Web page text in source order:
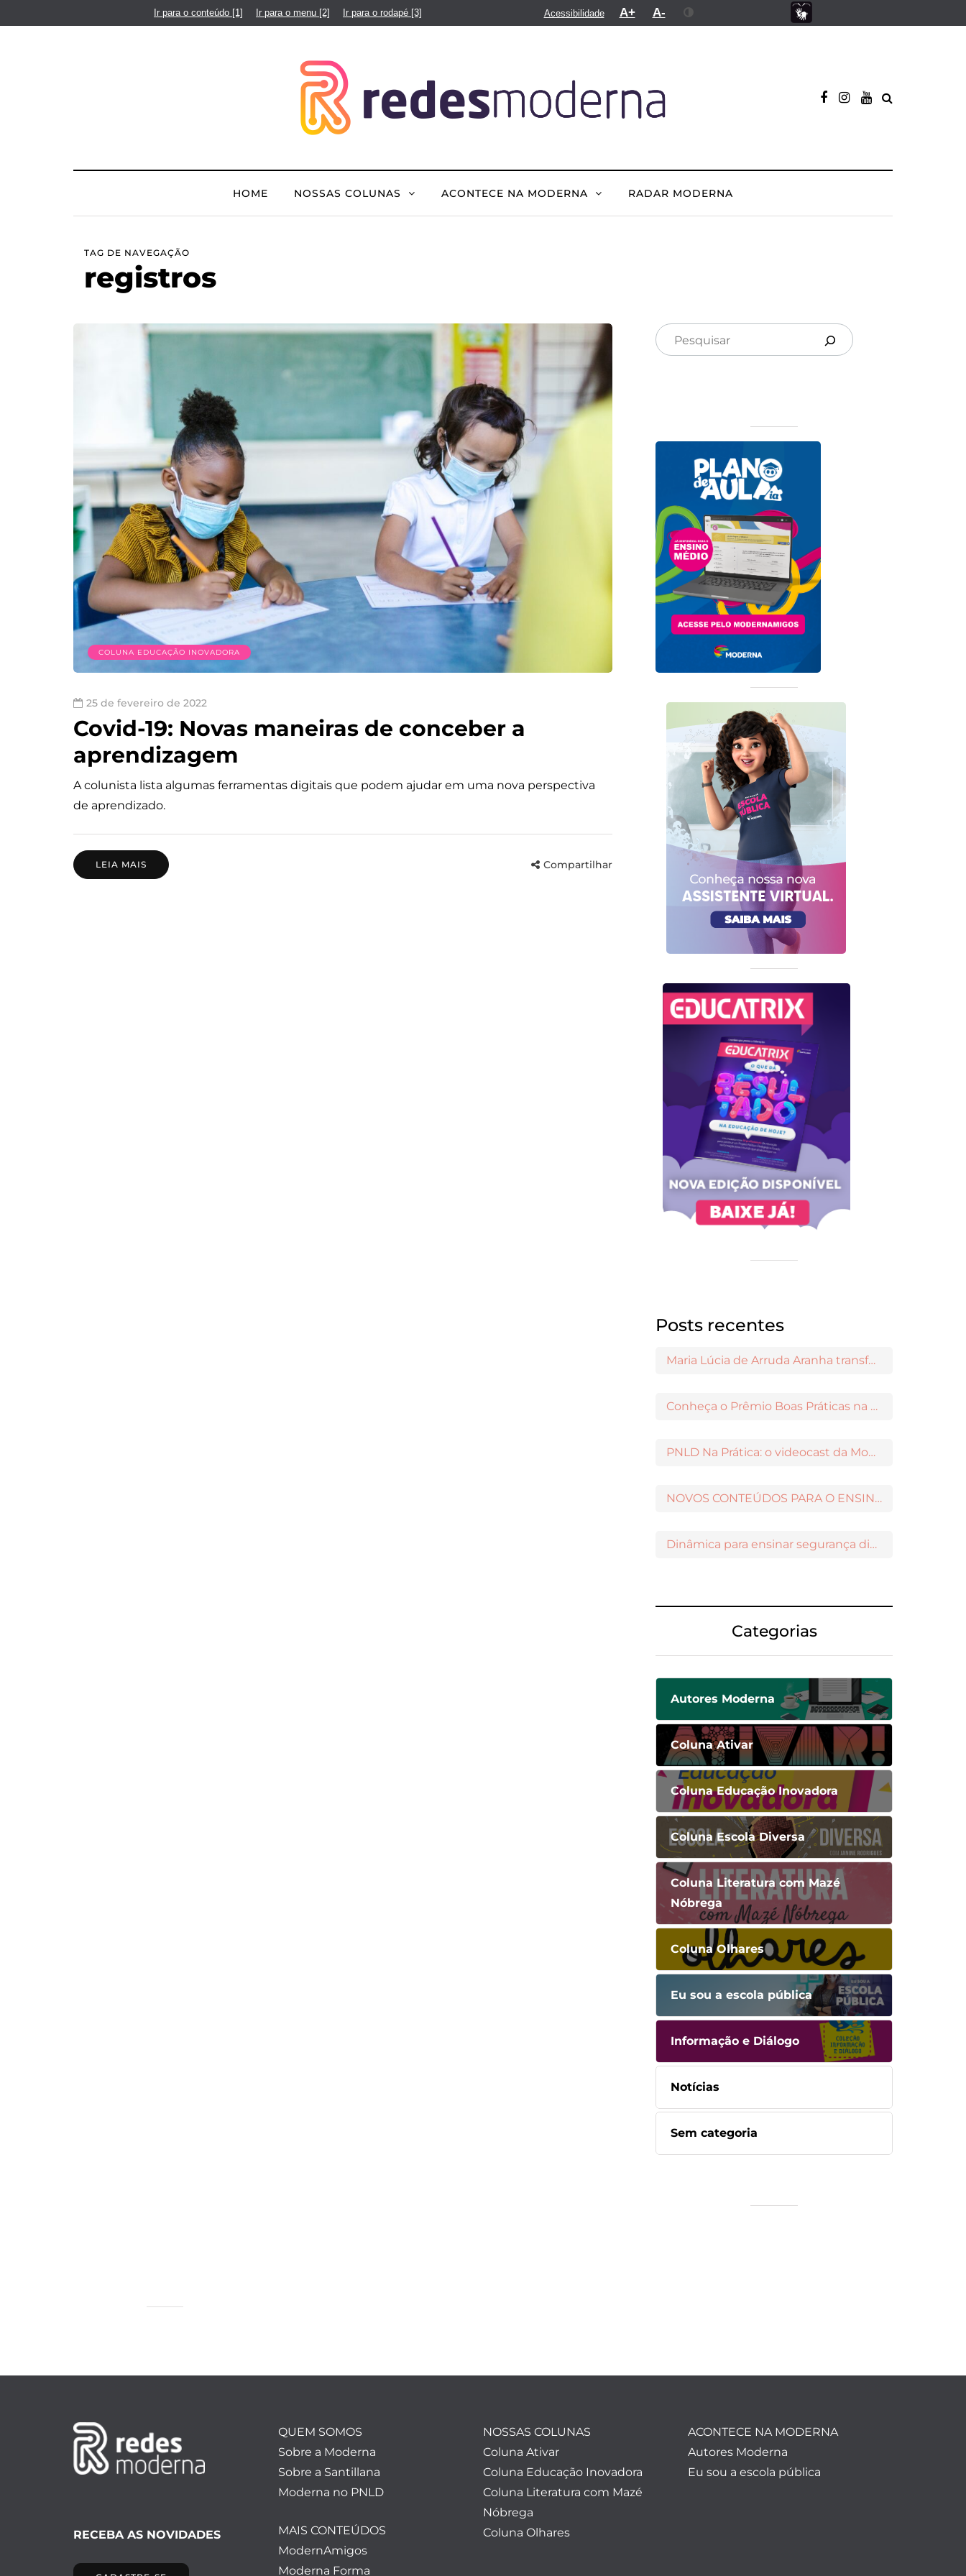
Ir para o conteúdo [1] Ir para o menu [2] Ir para o rodapé [3] Acessibilidade A+ A-
HOME NOSSAS COLUNAS ACONTECE NA MODERNA RADAR MODERNA
TAG DE NAVEGAÇÃO
registros
COLUNA EDUCAÇÃO INOVADORA
25 de fevereiro de 2022
Covid-19: Novas maneiras de conceber a
aprendizagem
A colunista lista algumas ferramentas digitais que podem ajudar em uma nova perspectiva
de aprendizado.
LEIA MAIS Compartilhar
Posts recentes
Maria Lúcia de Arruda Aranha transformou o ensino de Filosofia no Brasil
Conheça o Prêmio Boas Práticas na Escola
PNLD Na Prática: o videocast da Moderna para apoiar a escolha das obras aprovadas
NOVOS CONTEÚDOS PARA O ENSINO MÉDIO DISPONÍVEIS NO MODERNAMIGOS
Dinâmica para ensinar segurança digital nos Anos Iniciais
Categorias
Autores Moderna
Coluna Ativar
Coluna Educação Inovadora
Coluna Escola Diversa
Coluna Literatura com Mazé
Nóbrega
Coluna Olhares
Eu sou a escola pública
Informação e Diálogo
Notícias
Sem categoria
RECEBA AS NOVIDADES
QUEM SOMOS
Sobre a Moderna
Sobre a Santillana
Moderna no PNLD
MAIS CONTEÚDOS
ModernAmigos
Moderna Forma
NOSSAS COLUNAS
Coluna Ativar
Coluna Educação Inovadora
Coluna Literatura com Mazé
Nóbrega
Coluna Olhares
ACONTECE NA MODERNA
Autores Moderna
Eu sou a escola pública